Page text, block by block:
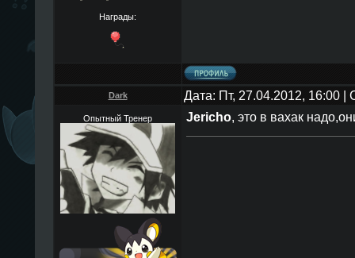
Награды:
Dark Дата: Пт, 27.04.2012, 16:00
Опытный Тренер Jericho, это в вахак